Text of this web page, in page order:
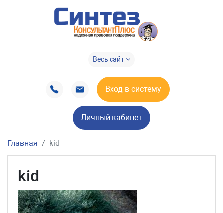
Весь сайт
Вход в систему
Личный кабинет
Главная kid
kid